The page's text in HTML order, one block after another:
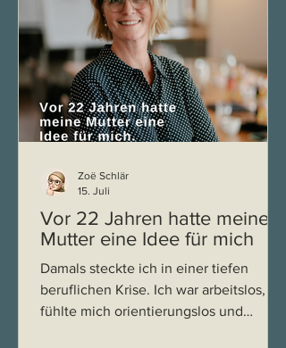
deshalb halte ich sie für eine der
sinnvollsten Investitionen, die
pädagogische Leitungskräfte heute tre
Vor 22 Jahren hatte meine
Mutter eine Idee für mich
Damals steckte ich in einer tiefen
beruflichen Krise. Ich war arbeitslos,
fühlte mich orientierungslos und
Zoë Schlär
15. Juli